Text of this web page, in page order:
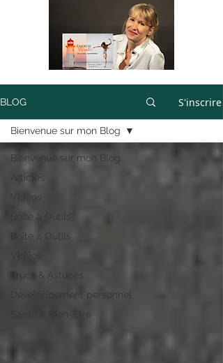
BLOG S'inscrire
Bienvenue sur mon Blog
Articles
Vidéos
Boite à Outils
Boite à Outils
Vidéos
Trucs & Astuces
Développement personnel
Santé & Bien-Être
Bienvenue sur mon Blog